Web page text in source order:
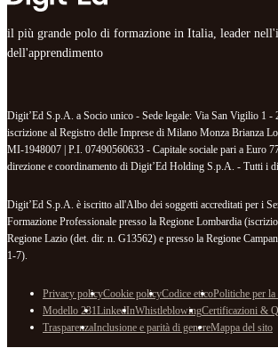
il più grande polo di formazione in Italia, leader
dell'apprendimento
Digit’Ed S.p.A. a Socio unico - Sede legale: Via San Vigilio 1 -
iscrizione al Registro delle Imprese di Milano Monza Brianza
MI-1948007 | P.I. 07490560633 - Capitale sociale pari a Euro
direzione e coordinamento di Digit’Ed Holding S.p.A. - Tutti i
Digit’Ed S.p.A. è iscritto all'Albo dei soggetti accreditati per i
Formazione Professionale presso la Regione Lombardia
Regione Lazio (det. dir. n. G13562) e presso la Regione
1-7).
Privacy policyCookie policyCodice eticoPolitiche per la
Modello 231LinkedInWhistleblowingCertificazioni &
TrasparenzaInclusione e parità di genereMappa del sito